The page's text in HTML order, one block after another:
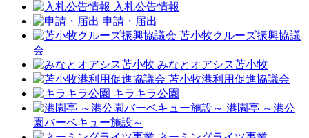
入札公告情報
申請・届出
苫小牧クルーズ振興協議
会
みなとオアシス苫小牧
苫小牧港利用促進協議会
キラキラ公園
港園亭 ～港公
園バーベキュー施設～